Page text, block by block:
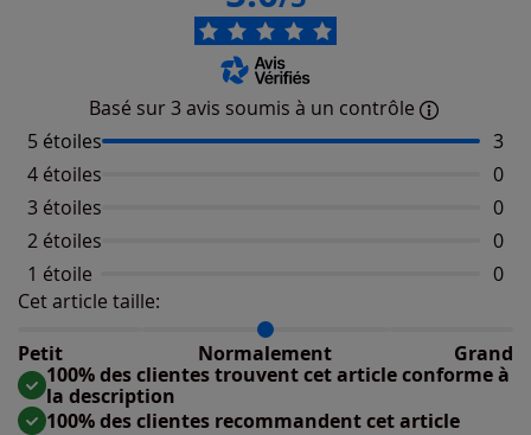
Basé sur 3 avis soumis à un contrôle
5 étoiles
3
4 étoiles
0
3 étoiles
0
2 étoiles
0
1 étoile
0
Cet article taille:
Petit
Normalement Grand
Répartition du taillant selon les avis clients
Taille normalement : 100%
Taille grand : 0%
100% des clientes trouvent cet article conforme à
la description
100% des clientes recommandent cet article